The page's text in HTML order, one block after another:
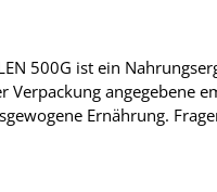
500G ist ein
Verpackung angegebene
Ernährung.